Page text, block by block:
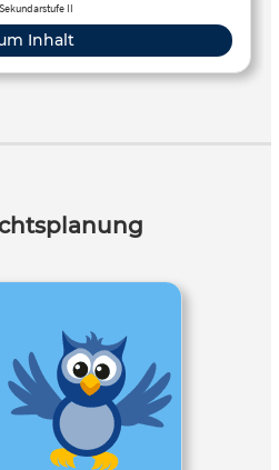
Sekundarstufe II
Inhalt